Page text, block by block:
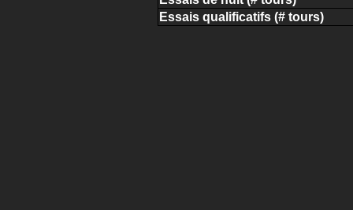
Essais qualificatifs (# tours)